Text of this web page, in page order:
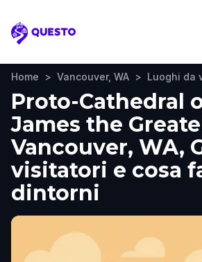
Questo
Home > Vancouver, WA > Luoghi da
Proto-Cathedral
James the
Vancouver, WA,
visitatori e cosa
dintorni